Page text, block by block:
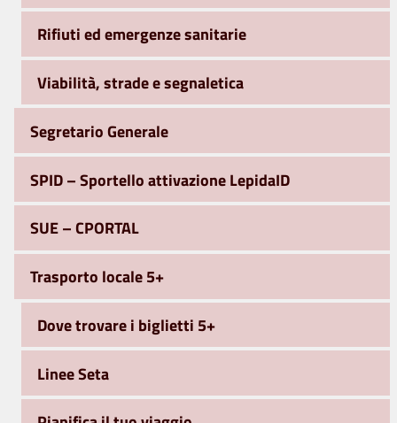
Rifiuti ed emergenze sanitarie
Viabilità, strade e segnaletica
Segretario Generale
SPID – Sportello attivazione LepidaID
SUE – CPORTAL
Trasporto locale 5+
Dove trovare i biglietti 5+
Linee Seta